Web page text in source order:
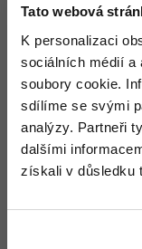
Tato webová
K personalizaci
sociálních médií a
soubory cookie.
sdílíme se svými
analýzy. Partneři
dalšími
získali v důsledku
SEO -30%
UX
Adobe
Adobe
Adobe
Adobe
Kariéra
Pro firmy
Jakub
David Hartinger
takže
Editováno
Nahoru
A ještě jedna
mohu zjistit